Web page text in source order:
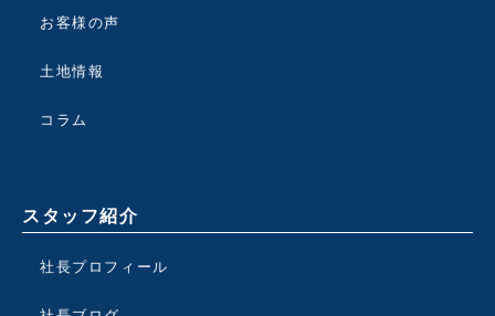
お客様の声
土地情報
コラム
スタッフ紹介
社長プロフィール